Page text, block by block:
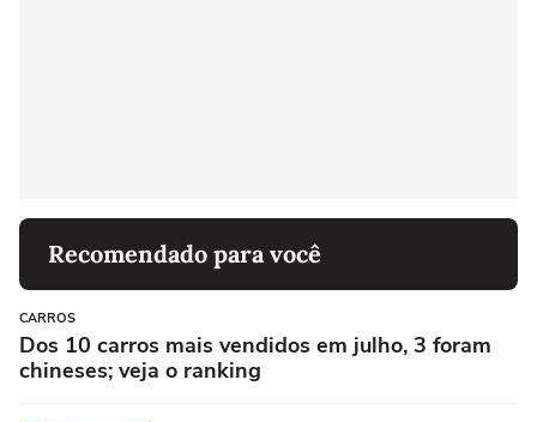
Recomendado para você
CARROS
Dos 10 carros mais vendidos em julho, 3 foram
chineses; veja o ranking